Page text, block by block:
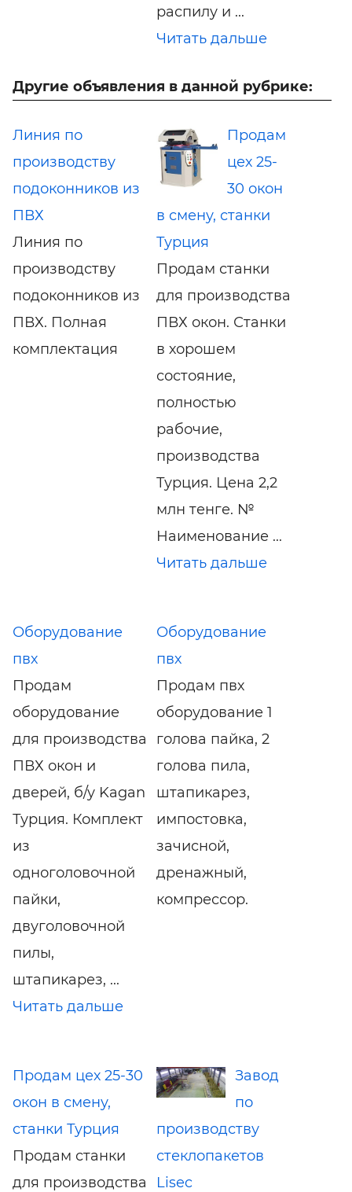
распилу и ...
Читать дальше
Другие объявления в данной рубрике:
Линия по
производству
подоконников из
ПВХ
Линия по
производству
подоконников из
ПВХ. Полная
комплектация
Продам
цех 25-
30 окон
в смену, станки
Турция
Продам станки
для производства
ПВХ окон. Станки
в хорошем
состояние,
полностью
рабочие,
производства
Турция. Цена 2,2
млн тенге. №
Наименование ...
Читать дальше
Оборудование
пвх
Продам
оборудование
для производства
ПВХ окон и
дверей, б/у Kagan
Турция. Комплект
из
одноголовочной
пайки,
двуголовочной
пилы,
штапикарез, ...
Читать дальше
Оборудование
пвх
Продам пвх
оборудование 1
голова пайка, 2
голова пила,
штапикарез,
импостовка,
зачисной,
дренажный,
компрессор.
Продам цех 25-30
окон в смену,
станки Турция
Продам станки
для производства
Завод
по
производству
стеклопакетов
Lisec